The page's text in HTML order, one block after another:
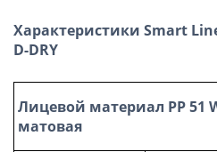
Характеристики Smart
D-DRY
Лицевой материал PP51
матовая